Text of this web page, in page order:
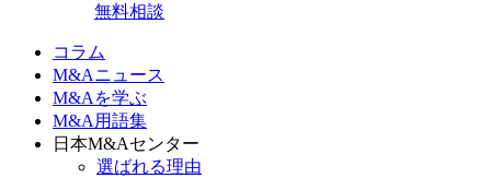
無料相談
コラム
M&Aニュース
M&Aを学ぶ
M&A用語集
日本M&Aセンター
選ばれる理由